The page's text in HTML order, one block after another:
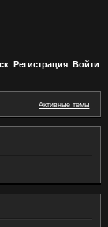
Регистрация Войти
Активные темы